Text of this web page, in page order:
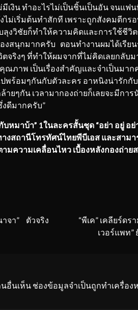
มีเงิน ทำอะไรไม่เป็นชิ้นเป็นอัน จนแฟ
ม่เริ่มต้นทำสักที เพราะถูกสังคมตีกรอ
งวิชัยก็ทำให้ความคิดและการใช้ชีวิต
งสนุกมากครับ ตอนทำงานผมได้เรีย
ตจริงๆ ที่ทำให้ผมจากที่ไม่คิดเลยกลับ
ภาพ เป็นเรื่องสำคัญและจำเป็นมาก
พร้อมๆกันกับตัวละคร อาหนิงน่ารักกั
ล้ายๆกัน เวลามากองถ่ายก็เลยจะมีก
ดีมากครับ”
หมาบ้า” 1ในละครสั้นชุด “อย่า อยู่ อย่
างสถานีโทรทัศน์ไทยพีบีเอส และสาม
ามความเคลื่อนไหว เบื้องหลังกองถ่า
าจา” ตัวจริง
“พีเค” เคลียร์ด
เวอร์แพท
อื่นเห็น ช่องข้อมูลจำเป็นถูกทำเครื่อง